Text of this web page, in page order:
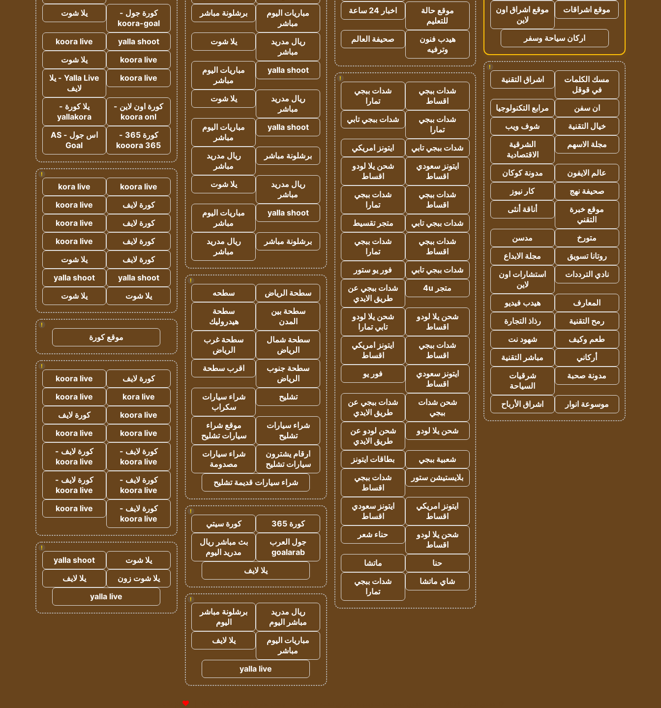
موقع اشراقات
موقع اشراق اون
لاين
اركان سياحة وسفر
!
مسك الكلمات
في قوقل
اشراق التقنية
ان سفن
مرابع التكنولوجيا
خيال التقنية
شوف ويب
مجلة الاسهم
الشرقية
الاقتصادية
عالم الايفون
مدونة كوكان
صحيفة نهج
كار نيوز
موقع خبرة
التقني
أناقة أنثى
متورخ
مدسن
روتانا تسويق
مجلة الابداع
نادي الترددات
استشارات اون
لاين
المعارف
هيدب فيديو
رمح التقنية
رذاذ التجارة
طعم وكيف
شهود نت
أركاني
مباشر التقنية
مدونة صحبة
شرقيات
السياحة
موسوعة انوار
اشراق الأرباح
موقع حالة
للتعليم
اخبار 24 ساعة
هيدب فنون
وترفيه
صحيفة العالم
!
شدات ببجي
اقساط
شدات ببجي
تمارا
شدات ببجي
تمارا
شدات ببجي تابي
شدات ببجي تابي
ايتونز امريكي
ايتونز سعودي
اقساط
شحن يلا لودو
اقساط
شدات ببجي
اقساط
شدات ببجي
تمارا
شدات ببجي تابي
متجر تقسيط
شدات ببجي
اقساط
شدات ببجي
تمارا
شدات ببجي تابي
فور يو ستور
متجر 4u
شدات ببجي عن
طريق الايدي
شحن يلا لودو
اقساط
شحن يلا لودو
تابي تمارا
شدات ببجي
اقساط
ايتونز امريكي
اقساط
ايتونز سعودي
اقساط
فور يو
شحن شدات
ببجي
شدات ببجي عن
طريق الايدي
شحن يلا لودو
شحن لودو عن
طريق الايدي
شعبية ببجي
بطاقات ايتونز
بلايستيشن ستور
شدات ببجي
اقساط
ايتونز امريكي
اقساط
ايتونز سعودي
اقساط
شحن يلا لودو
اقساط
حناء شعر
حنا
ماتشا
شاي ماتشا
شدات ببجي
تمارا
مباريات اليوم
مباشر
برشلونة مباشر
ريال مدريد
مباشر
يلا شوت
yalla shoot
مباريات اليوم
مباشر
ريال مدريد
مباشر
يلا شوت
yalla shoot
مباريات اليوم
مباشر
برشلونة مباشر
ريال مدريد
مباشر
ريال مدريد
مباشر
يلا شوت
yalla shoot
مباريات اليوم
مباشر
برشلونة مباشر
ريال مدريد
مباشر
!
سطحة الرياض
سطحه
سطحة بين
المدن
سطحة
هيدروليك
سطحة شمال
الرياض
سطحة غرب
الرياض
سطحة جنوب
الرياض
اقرب سطحة
تشليح
شراء سيارات
سكراب
شراء سيارات
تشليح
موقع شراء
سيارات تشليح
ارقام يشترون
سيارات تشليح
شراء سيارات
مصدومة
شراء سيارات قديمة تشليح
!
كورة 365
كورة سيتي
جول العرب
goalarab
بث مباشر ريال
مدريد اليوم
يلا لايف
!
ريال مدريد
مباشر اليوم
برشلونة مباشر
اليوم
مباريات اليوم
مباشر
يلا لايف
yalla live
كورة جول -
koora-goal
يلا شوت
yalla shoot
koora live
koora live
يلا شوت
koora live
Yalla Live - يلا
لايف
كورة اون لاين -
koora onl
يلا كورة -
yallakora
كورة 365 -
kooora 365
اس جول - AS
Goal
!
koora live
kora live
كورة لايف
koora live
كورة لايف
koora live
كورة لايف
koora live
كورة لايف
يلا شوت
yalla shoot
yalla shoot
يلا شوت
يلا شوت
!
موقع كورة
!
كورة لايف
koora live
kora live
koora live
koora live
كورة لايف
koora live
koora live
كورة لايف -
koora live
كورة لايف -
koora live
كورة لايف -
koora live
كورة لايف -
koora live
كورة لايف -
koora live
koora live
!
يلا شوت
yalla shoot
يلا شوت زون
يلا لايف
yalla live